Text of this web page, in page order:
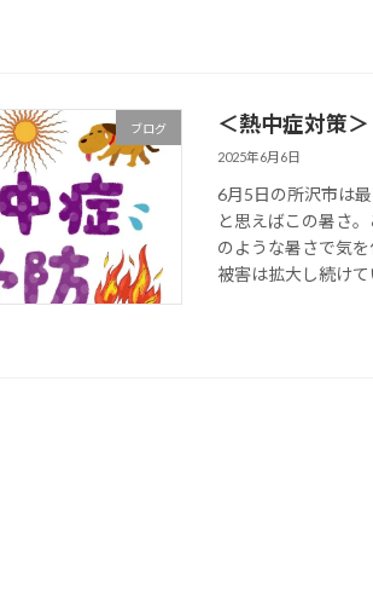
ブログ ＜熱中症対策＞
2025年6月6日
6月5日の所沢市は
と思えばこの暑さ
のような暑さで気
被害は拡大し続け